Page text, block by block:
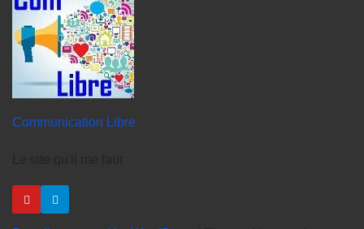
Communication Libre